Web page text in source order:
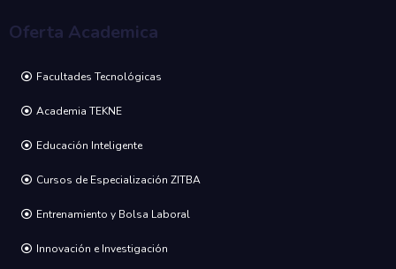
Oferta Academica
Facultades Tecnológicas
Academia TEKNE
Educación Inteligente
Cursos de Especialización ZITBA
Entrenamiento y Bolsa Laboral
Innovación e Investigación